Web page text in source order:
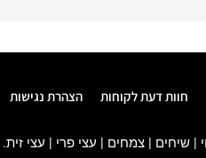
חוות דעת לקוחות הצהרת נגישות